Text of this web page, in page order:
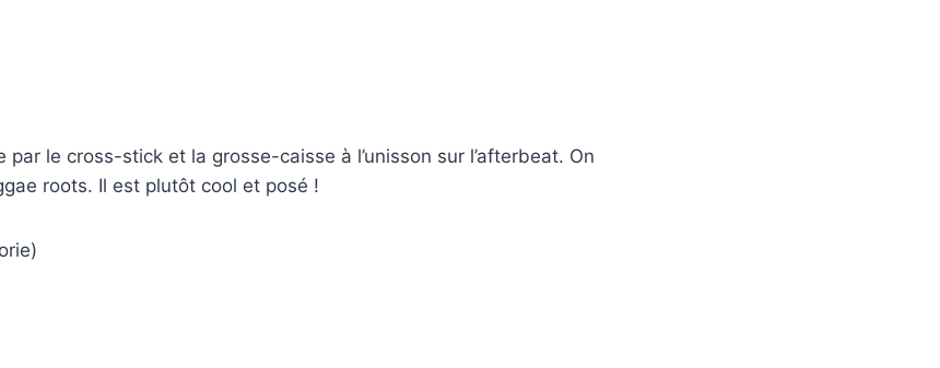
par le cross-stick et la grosse-caisse à l’unisson sur l’afterbeat. On
roots. Il est plutôt cool et posé !